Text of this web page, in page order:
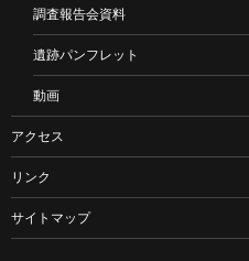
調査報告会資料
遺跡パンフレット
動画
アクセス
リンク
サイトマップ